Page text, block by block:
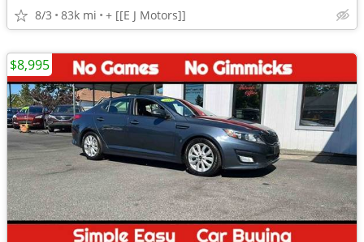
8/3 83k mi + [[E J Motors]]
$8,995